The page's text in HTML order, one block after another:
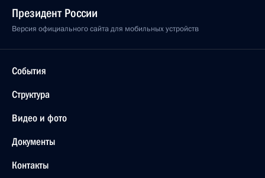
Президент России
Версия официального сайта для мобильных устройств
События
Структура
Видео и фото
Документы
Контакты